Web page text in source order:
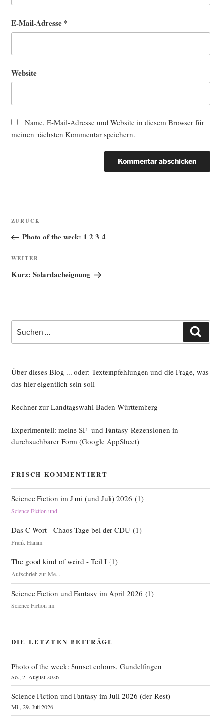
E-Mail-Adresse *
Website
Name, E-Mail-Adresse und Website in diesem Browser für
meinen nächsten Kommentar speichern.
Beitragsnavigation
Vorheriger
Beitrag
ZURÜCK
Photo of the week: 1 2 3 4
Nächster
Beitrag
WEITER
Kurz: Solardacheignung
nach:
Über dieses Blog ... oder: Textempfehlungen und die Frage, was
das hier eigentlich sein soll
Rechner zur Landtagswahl Baden-Württemberg
Experimentell: meine SF- und Fantasy-Rezensionen in
durchsuchbarer Form(Google AppSheet)
FRISCH KOMMENTIERT
Science Fiction im Juni (und Juli) 2026 (1)
Science Fiction und
Das C-Wort - Chaos-Tage bei der CDU(1)
Frank Hamm
The good kind of weird - Teil I(1)
Aufschrieb zur Me...
Science Fiction und Fantasy im April 2026 (1)
Science Fiction im
DIE LETZTEN BEITRÄGE
Photo of the week: Sunset colours, Gundelfingen
So., 2. August 2026
Science Fiction und Fantasy im Juli 2026 (der Rest)
Mi., 29. Juli 2026